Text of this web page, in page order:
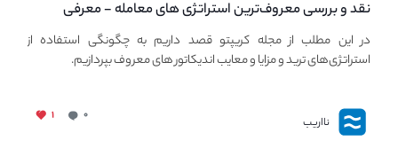
نقد و بررسی معروف‌ترین استراتژی های معامله - معرفی
استراتژی های مهم ترید در بازار کریپتو
در این مطلب از مجله کریپتو قصد داریم به چگونگی استفاده از
استراتژی‌های ترید و مزایا و معایب اندیکاتور های معروف بپردازیم.
نااریب ۰ ۱